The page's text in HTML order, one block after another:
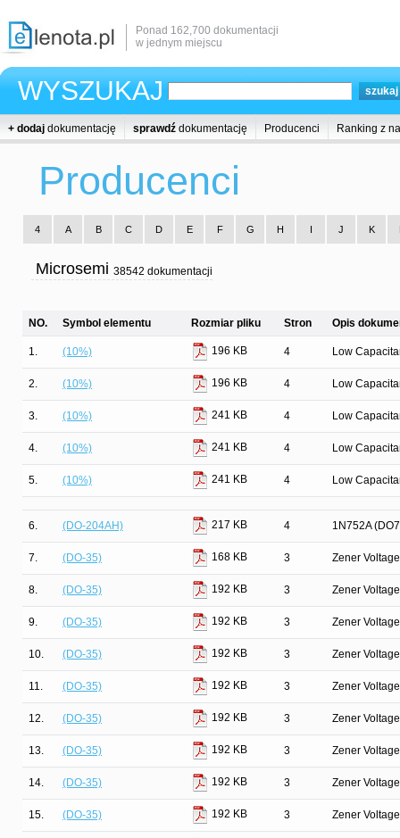
Ponad 162,700 dokumentacji
w jednym miejscu
WYSZUKAJ
+ dodaj dokumentację sprawdź dokumentację Producenci Ranking z
Producenci
4 A B C D E F G H I J K
Microsemi 38542 dokumentacji
NO. Symbol elementu Rozmiar pliku Stron Opis
1. (10%) 196 KB 4 Low
2. (10%) 196 KB 4 Low
3. (10%) 241 KB 4 Low
4. (10%) 241 KB 4 Low
5. (10%) 241 KB 4 Low
6. (DO-204AH) 217 KB 4 1N752A
7. (DO-35) 168 KB 3 Zener
8. (DO-35) 192 KB 3 Zener
9. (DO-35) 192 KB 3 Zener
10. (DO-35) 192 KB 3 Zener
11. (DO-35) 192 KB 3 Zener
12. (DO-35) 192 KB 3 Zener
13. (DO-35) 192 KB 3 Zener
14. (DO-35) 192 KB 3 Zener
15. (DO-35) 192 KB 3 Zener